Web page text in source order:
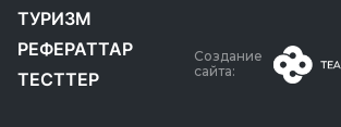
ТУРИЗМ
РЕФЕРАТТАР
ТЕСТТЕР
Создание
сайта: